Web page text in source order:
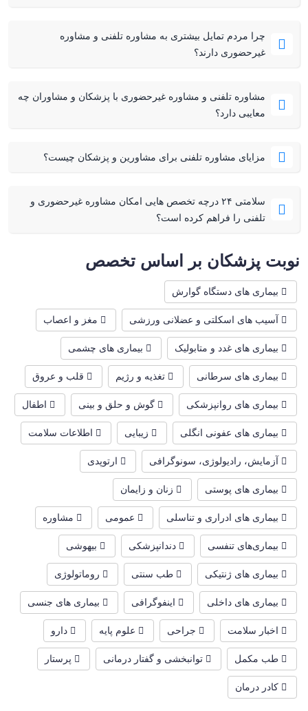
چرا مردم تمایل بیشتری به مشاوره تلفنی و مشاوره
غیرحضوری دارند؟
مشاوره تلفنی و مشاوره غیرحضوری با پزشکان و مشاوران چه
معایبی دارد؟
مزایای مشاوره تلفنی برای مشاورین و پزشکان چیست؟
سلامتی ۲۴ درچه تخصص هایی امکان مشاوره غیرحضوری و
تلفنی را فراهم کرده است؟
نوبت پزشکان بر اساس تخصص
بیماری های دستگاه گوارش
آسیب های اسکلتی و عضلانی ورزشی مغز و اعصاب
بیماری های غدد و متابولیک بیماری های چشمی
بیماری های سرطانی تغذیه و رژیم قلب و عروق
بیماری های روانپزشکی گوش و حلق و بینی اطفال
بیماری های عفونی انگلی زیبایی اطلاعات سلامت
آزمایش، رادیولوژی، سونوگرافی ارتوپدی
بیماری های پوستی زنان و زایمان
بیماری های ادراری و تناسلی عمومی مشاوره
بیماری‌های تنفسی دندانپزشکی بیهوشی
بیماری های ژنتیکی طب سنتی روماتولوژی
بیماری های داخلی اینفوگرافی بیماری های جنسی
اخبار سلامت جراحی علوم پایه دارو
طب مکمل توانبخشی و گفتار درمانی پرستار
کادر درمان